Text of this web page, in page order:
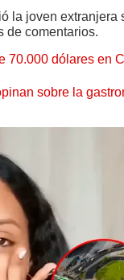
la joven
de comentarios.
70.000 dólares en
sobre la